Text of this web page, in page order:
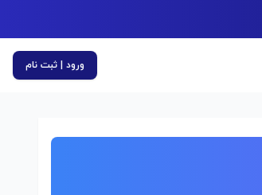
ورود | ثبت نام